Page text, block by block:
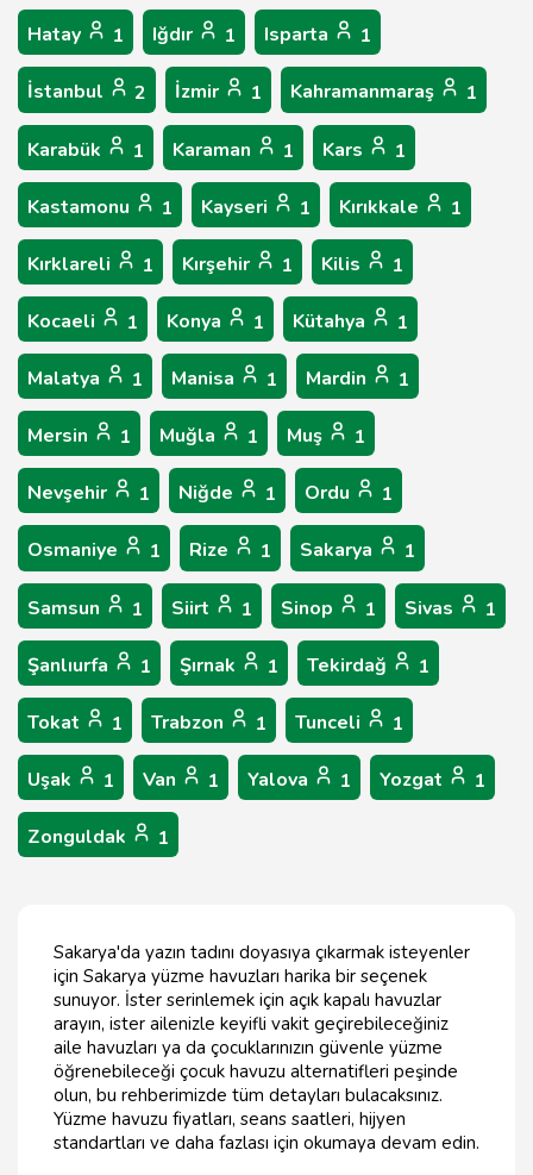
Hatay 1 Iğdır 1 Isparta 1
İstanbul 2 İzmir 1 Kahramanmaraş 1
Karabük 1 Karaman 1 Kars 1
Kastamonu 1 Kayseri 1 Kırıkkale 1
Kırklareli 1 Kırşehir 1 Kilis 1
Kocaeli 1 Konya 1 Kütahya 1
Malatya 1 Manisa 1 Mardin 1
Mersin 1 Muğla 1 Muş 1
Nevşehir 1 Niğde 1 Ordu 1
Osmaniye 1 Rize 1 Sakarya 1
Samsun 1 Siirt 1 Sinop 1 Sivas 1
Şanlıurfa 1 Şırnak 1 Tekirdağ 1
Tokat 1 Trabzon 1 Tunceli 1
Uşak 1 Van 1 Yalova 1 Yozgat 1
Zonguldak 1
Sakarya'da yazın tadını doyasıya çıkarmak isteyenler
için Sakarya yüzme havuzları harika bir seçenek
sunuyor. İster serinlemek için açık kapalı havuzlar
arayın, ister ailenizle keyifli vakit geçirebileceğiniz
aile havuzları ya da çocuklarınızın güvenle yüzme
öğrenebileceği çocuk havuzu alternatifleri peşinde
olun, bu rehberimizde tüm detayları bulacaksınız.
Yüzme havuzu fiyatları, seans saatleri, hijyen
standartları ve daha fazlası için okumaya devam edin.